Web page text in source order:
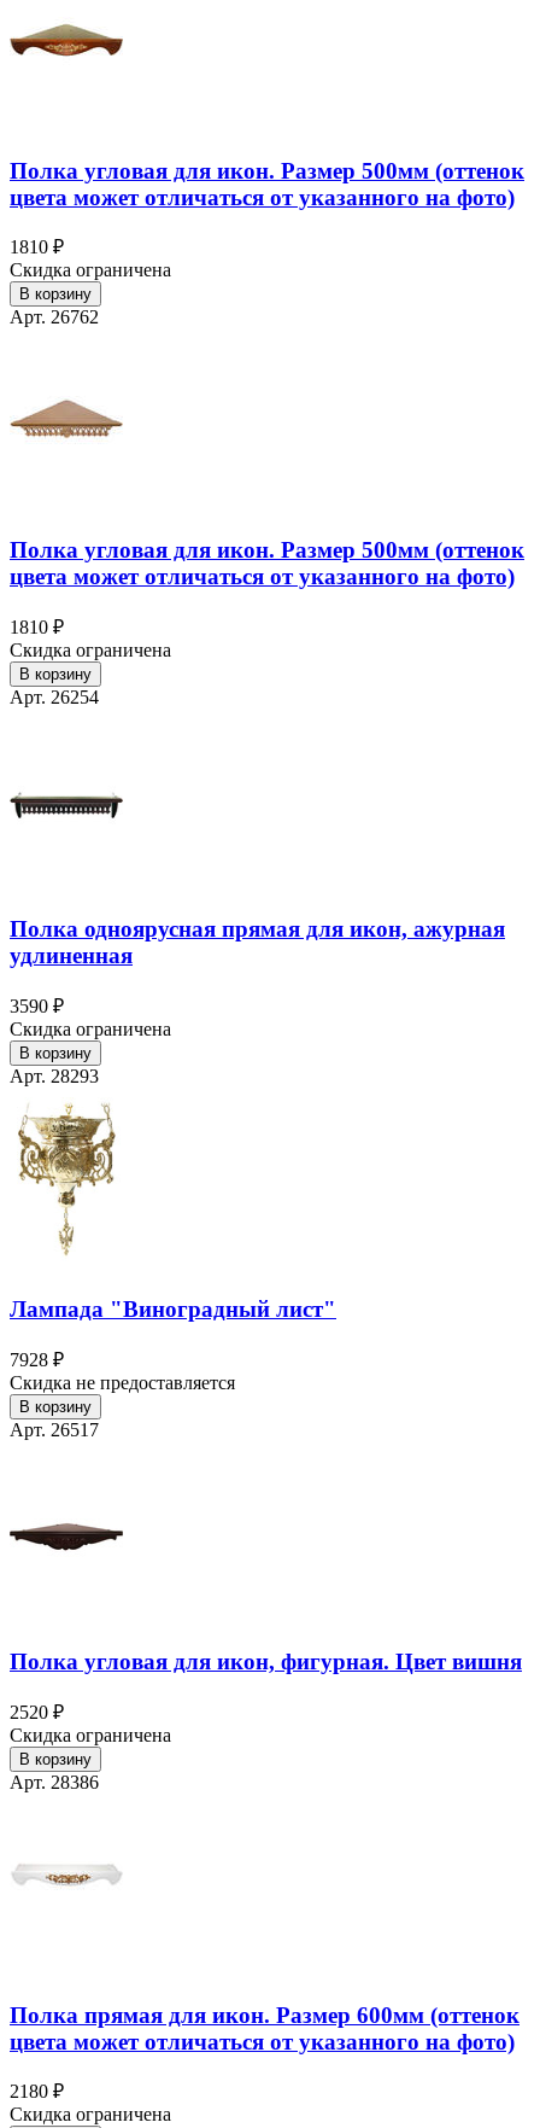
Полка угловая для икон. Размер 500мм (оттенок
цвета может отличаться от указанного на фото)
1810 ₽
Скидка ограничена
В корзину
Арт. 26762
Полка угловая для икон. Размер 500мм (оттенок
цвета может отличаться от указанного на фото)
1810 ₽
Скидка ограничена
В корзину
Арт. 26254
Полка одноярусная прямая для икон, ажурная
удлиненная
3590 ₽
Скидка ограничена
В корзину
Арт. 28293
Лампада "Виноградный лист"
7928 ₽
Скидка не предоставляется
В корзину
Арт. 26517
Полка угловая для икон, фигурная. Цвет вишня
2520 ₽
Скидка ограничена
В корзину
Арт. 28386
Полка прямая для икон. Размер 600мм (оттенок
цвета может отличаться от указанного на фото)
2180 ₽
Скидка ограничена